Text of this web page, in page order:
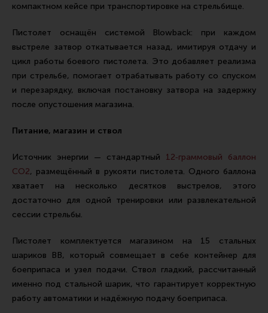
компактном кейсе при транспортировке на стрельбище.
Пистолет оснащён системой Blowback: при каждом
выстреле затвор откатывается назад, имитируя отдачу и
цикл работы боевого пистолета. Это добавляет реализма
при стрельбе, помогает отрабатывать работу со спуском
и перезарядку, включая постановку затвора на задержку
после опустошения магазина.
Питание, магазин и ствол
Источник энергии — стандартный 12‑граммовый баллон
CO2, размещённый в рукояти пистолета. Одного баллона
хватает на несколько десятков выстрелов, этого
достаточно для одной тренировки или развлекательной
сессии стрельбы.
Пистолет комплектуется магазином на 15 стальных
шариков BB, который совмещает в себе контейнер для
боеприпаса и узел подачи. Ствол гладкий, рассчитанный
именно под стальной шарик, что гарантирует корректную
работу автоматики и надёжную подачу боеприпаса.